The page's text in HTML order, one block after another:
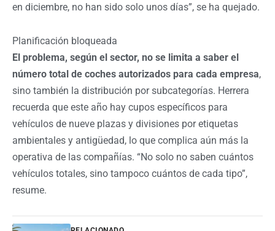
en diciembre, no han sido solo unos días”, se ha quejado.
Planificación bloqueada
El problema, según el sector, no se limita a saber el
número total de coches autorizados para cada empresa,
sino también la distribución por subcategorías. Herrera
recuerda que este año hay cupos específicos para
vehículos de nueve plazas y divisiones por etiquetas
ambientales y antigüedad, lo que complica aún más la
operativa de las compañías. “No solo no saben cuántos
vehículos totales, sino tampoco cuántos de cada tipo”,
resume.